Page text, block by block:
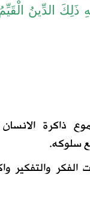
ذَلِكَ الدِّينُ
ذاكرة الانسان
سلوكه.
الفكر والتفكير